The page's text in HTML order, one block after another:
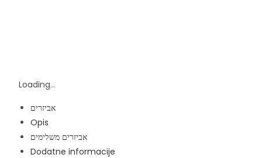
Loading...
אביזרים
Opis
אביזרים משלימים
Dodatne informacije